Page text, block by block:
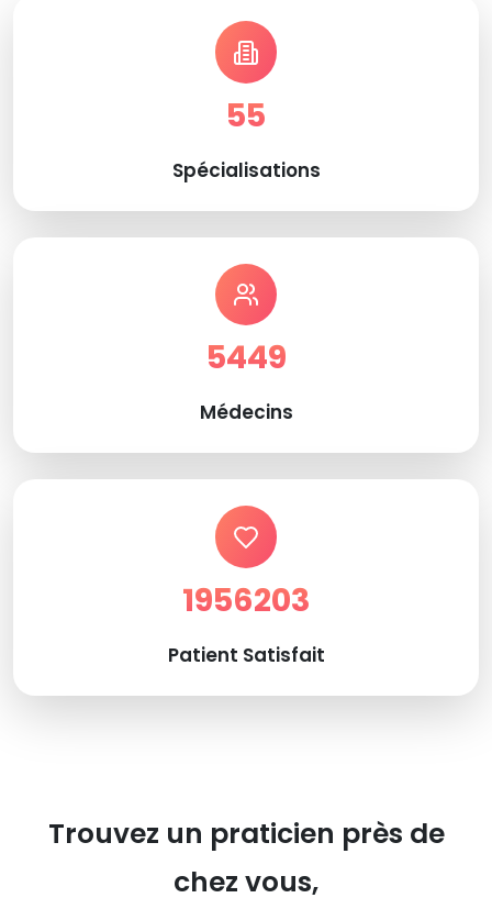
55
Spécialisations
5449
Médecins
1956203
Patient Satisfait
Trouvez un praticien près de
chez vous,